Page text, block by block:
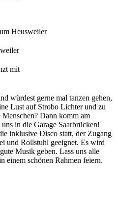
Heusweiler
mit
würdest gerne mal tanzen gehen,
Lust auf Strobo Lichter und zu
Menschen? Dann komm am
uns in die Garage Saarbrücken!
inklusive Disco statt, der Zugang
und Rollstuhl geeignet. Es wird
Musik geben. Lass uns alle
einem schönen Rahmen feiern.